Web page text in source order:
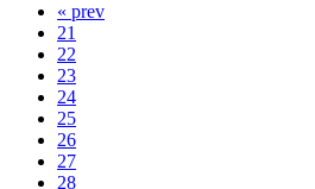
« prev
21
22
23
24
25
26
27
28